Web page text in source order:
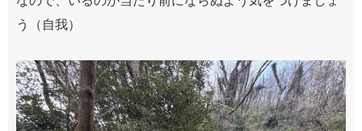
う（自我）